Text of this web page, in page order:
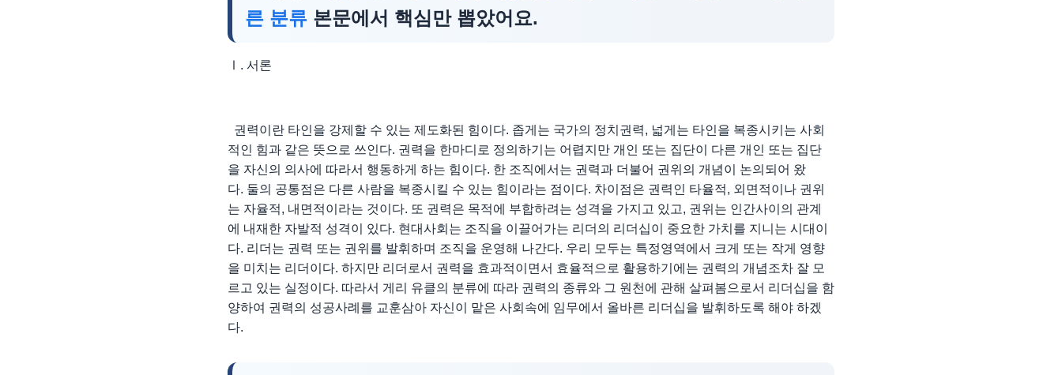
른 분류 본문에서 핵심만 뽑았어요.
Ⅰ. 서론
권력이란 타인을 강제할 수 있는 제도화된 힘이다. 좁게는 국가의 정치권력, 넓게는 타인을 복종시키는 사회
적인 힘과 같은 뜻으로 쓰인다. 권력을 한마디로 정의하기는 어렵지만 개인 또는 집단이 다른 개인 또는 집단
을 자신의 의사에 따라서 행동하게 하는 힘이다. 한 조직에서는 권력과 더불어 권위의 개념이 논의되어 왔
다. 둘의 공통점은 다른 사람을 복종시킬 수 있는 힘이라는 점이다. 차이점은 권력인 타율적, 외면적이나 권위
는 자율적, 내면적이라는 것이다. 또 권력은 목적에 부합하려는 성격을 가지고 있고, 권위는 인간사이의 관계
에 내재한 자발적 성격이 있다. 현대사회는 조직을 이끌어가는 리더의 리더십이 중요한 가치를 지니는 시대이
다. 리더는 권력 또는 권위를 발휘하며 조직을 운영해 나간다. 우리 모두는 특정영역에서 크게 또는 작게 영향
을 미치는 리더이다. 하지만 리더로서 권력을 효과적이면서 효율적으로 활용하기에는 권력의 개념조차 잘 모
르고 있는 실정이다. 따라서 게리 유클의 분류에 따라 권력의 종류와 그 원천에 관해 살펴봄으로서 리더십을 함
양하여 권력의 성공사례를 교훈삼아 자신이 맡은 사회속에 임무에서 올바른 리더십을 발휘하도록 해야 하겠
다.